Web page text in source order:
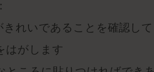
きれいであることを確認し
はがします